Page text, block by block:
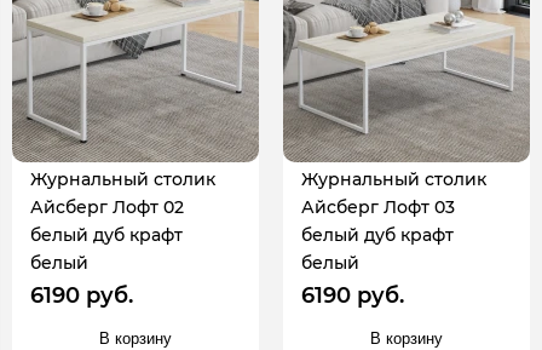
Журнальный столик
Айсберг Лофт 02
белый дуб крафт
белый
6190 руб.
В корзину
Журнальный столик
Айсберг Лофт 03
белый дуб крафт
белый
6190 руб.
В корзину